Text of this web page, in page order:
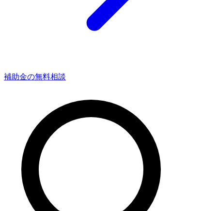
補助金の無料相談